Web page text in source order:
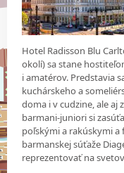
Hotel Radisson Blu
okolí) sa stane
i amatérov. Predstavia
kuchárskeho a
doma i v cudzine, ale aj
barmani-juniori si
poľskými a rakúskymi
barmanskej súťaže
reprezentovať na